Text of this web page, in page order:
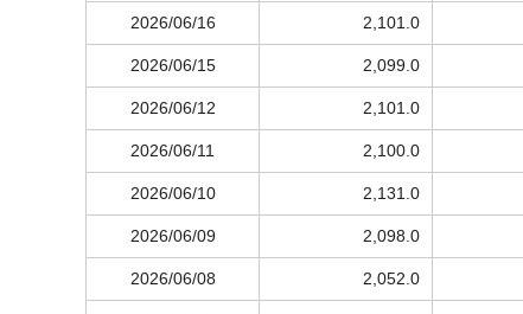
2026/06/16 2,101.0
2026/06/15 2,099.0
2026/06/12 2,101.0
2026/06/11 2,100.0
2026/06/10 2,131.0
2026/06/09 2,098.0
2026/06/08 2,052.0